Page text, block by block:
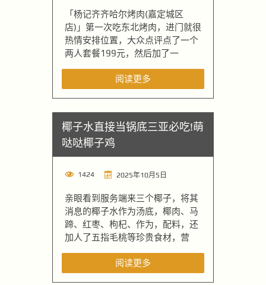
「杨记齐齐哈尔烤肉(嘉定城区
店)」第一次吃东北烤肉，进门就很
热情安排位置，大众点评点了一个
两人套餐199元，然后加了一
阅读更多
椰子水直接当锅底三亚必吃!萌
哒哒椰子鸡
1424 2025年10月5日
亲眼看到服务端来三个椰子，将其
消息的椰子水作为汤底，椰肉、马
蹄、红枣、枸杞、作为，配料，还
加人了五指毛桃等珍贵食材，营
阅读更多